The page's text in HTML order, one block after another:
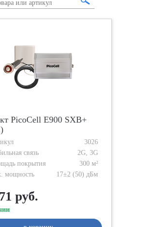
PicoCell Е900 SXB+
3026
связь
2G, 3G
покрытия
300 м²
мощность
17±2 (50) дБм
руб.